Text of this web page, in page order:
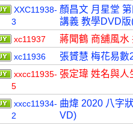
XXC11938-
3
顏昌文 月星堂
講義 教學DVD
xc11937 蔣聞鶴 商舖風水
xc11936 張贇慧 梅花易
xxcc11935-
5
張定瑋 姓名與
xxcc11934-
2
曲煒 2020 八字
VD)